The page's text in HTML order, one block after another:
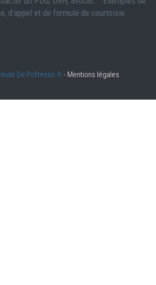
d'appel et de formule de courtoisie.
De Politesse.fr - Mentions légales